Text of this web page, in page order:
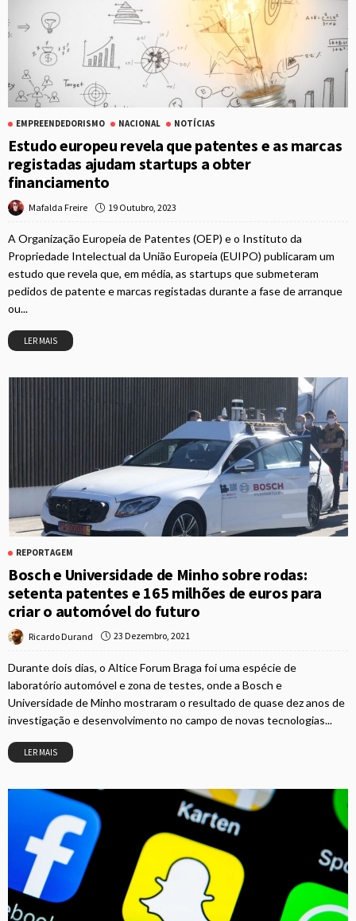
EMPREENDEDORISMO NACIONAL NOTÍCIAS
Estudo europeu revela que patentes e as marcas
registadas ajudam startups a obter
financiamento
Mafalda Freire 19 Outubro, 2023
A Organização Europeia de Patentes (OEP) e o Instituto da
Propriedade Intelectual da União Europeia (EUIPO) publicaram um
estudo que revela que, em média, as startups que submeteram
pedidos de patente e marcas registadas durante a fase de arranque
ou...
LER MAIS
REPORTAGEM
Bosch e Universidade de Minho sobre rodas:
setenta patentes e 165 milhões de euros para
criar o automóvel do futuro
Ricardo Durand 23 Dezembro, 2021
Durante dois dias, o Altice Forum Braga foi uma espécie de
laboratório automóvel e zona de testes, onde a Bosch e
Universidade de Minho mostraram o resultado de quase dez anos de
investigação e desenvolvimento no campo de novas tecnologias...
LER MAIS